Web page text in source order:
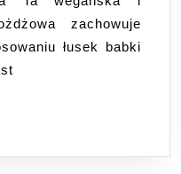
nie
pęka
przy
zwijaniu
zachowuje
łusek babki